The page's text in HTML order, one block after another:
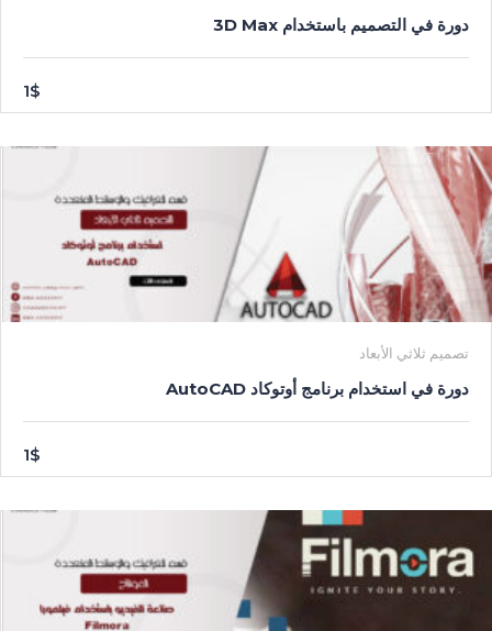
دورة في التصميم باستخدام 3D Max
1$
تصميم ثلاثي الأبعاد
دورة في استخدام برنامج أوتوكاد AutoCAD
1$